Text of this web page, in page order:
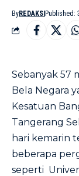
ByREDAKSI Published:
Sebanyak 57
Bela Negara
Kesatuan
Tangerang
hari kemarin
beberapa
seperti